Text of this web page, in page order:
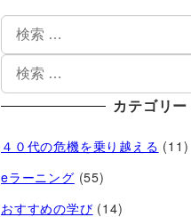
カテゴリー
４０代の危機を乗り越える (11)
eラーニング (55)
おすすめの学び (14)